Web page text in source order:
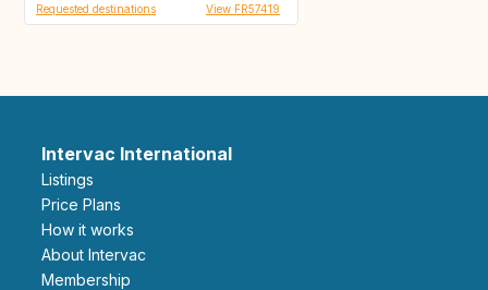
Requested destinations View FR57419
Intervac International
Listings
Price Plans
How it works
About Intervac
Membership